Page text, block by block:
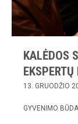
KALĖDOS
13. GRUODŽIO
GYVENIMO